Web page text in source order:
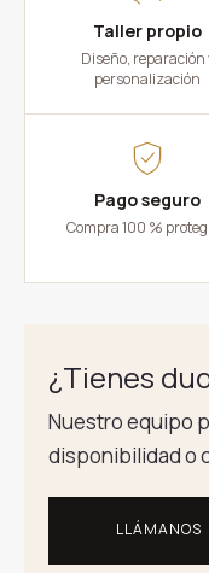
Taller propio
Diseño, reparación
personalización
Pago seguro
Compra 100 %
¿Tienes
Nuestro equipo
disponibilidad o
LLÁMANOS